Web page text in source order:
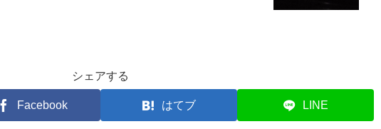
シェアする
Facebook はてブ LINE